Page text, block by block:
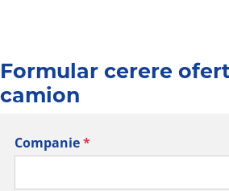
Formular cerere
camion
Companie*